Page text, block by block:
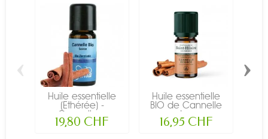
Huile essentielle
(Ethérée) -
Cannelle...
19,80 CHF
Huile essentielle
BIO de Cannelle
de...
16,95 CHF
‹ ›